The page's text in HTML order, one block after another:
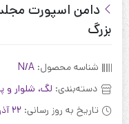
دامن اسپورت
بزرگ
شناسه محصول: N/A
دسته‌بندی: لگ، شلوار و
تاریخ به روز رسانی: 22 آذر 1403